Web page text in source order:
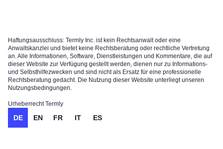
Haftungsausschluss: Termly Inc. ist kein Rechtsanwalt oder eine
Anwaltskanzlei und bietet keine Rechtsberatung oder rechtliche Vertretung
an. Alle Informationen, Software, Dienstleistungen und Kommentare, die auf
dieser Website zur Verfügung gestellt werden, dienen nur zu Informations-
und Selbsthilfezwecken und sind nicht als Ersatz für eine professionelle
Rechtsberatung gedacht. Die Nutzung dieser Website unterliegt unseren
Nutzungsbedingungen.
Urheberrecht Termly
DE EN FR IT ES